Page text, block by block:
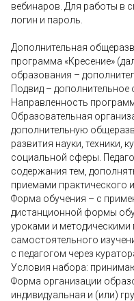
вебинаров. Для работы в
логин и пароль.
Дополнительная
программа «Кресение»
образования –
Подвид – дополнительное
Направленность
Образовательная
дополнительную
развития науки, техники,
социальной сферы.
содержания тем,
приемами практического
Форма обучения – с
дистанционной формы
уроками и методическими
самостоятельного
с педагогом через
Условия набора:
Форма организации
индивидуальная и (или)